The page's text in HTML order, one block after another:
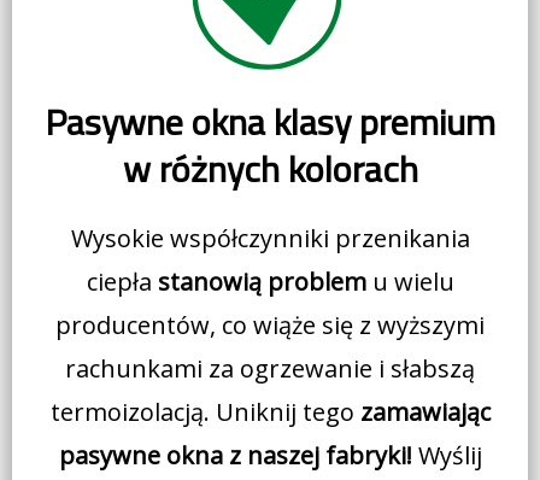
Pasywne okna klasy premium
w różnych kolorach
Wysokie współczynniki przenikania
ciepła stanowią problemu wielu
producentów, co wiąże się z wyższymi
rachunkami za ogrzewanie i słabszą
termoizolacją. Uniknij tego zamawiając
pasywne okna z naszej fabryki! Wyślij